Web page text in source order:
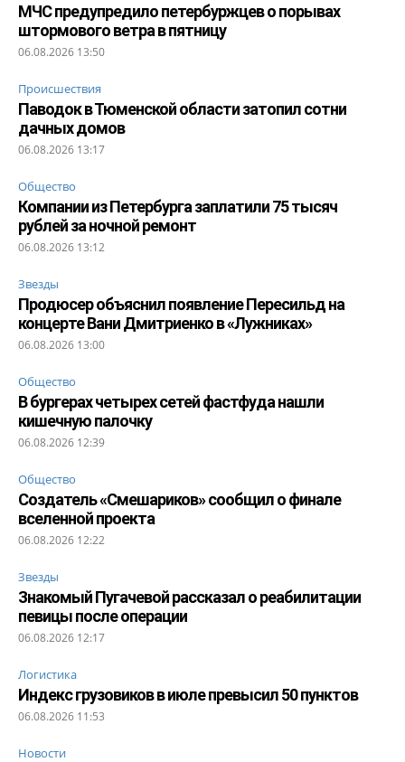
МЧС предупредило петербуржцев о порывах
штормового ветра в пятницу
06.08.2026 13:50
Происшествия
Паводок в Тюменской области затопил сотни
дачных домов
06.08.2026 13:17
Общество
Компании из Петербурга заплатили 75 тысяч
рублей за ночной ремонт
06.08.2026 13:12
Звезды
Продюсер объяснил появление Пересильд на
концерте Вани Дмитриенко в «Лужниках»
06.08.2026 13:00
Общество
В бургерах четырех сетей фастфуда нашли
кишечную палочку
06.08.2026 12:39
Общество
Создатель «Смешариков» сообщил о финале
вселенной проекта
06.08.2026 12:22
Звезды
Знакомый Пугачевой рассказал о реабилитации
певицы после операции
06.08.2026 12:17
Логистика
Индекс грузовиков в июле превысил 50 пунктов
06.08.2026 11:53
Новости